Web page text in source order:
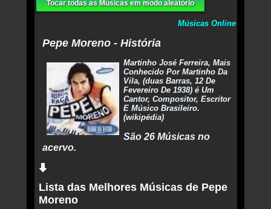
Tocar todas as Músicas em modo aleatório
Músicas Online
Pepe Moreno - História
Martinho José Ferreira, Mais
Conhecido Por Martinho Da
Vila, (duas Barras, 12 De
Fevereiro De 1938) é Um
Cantor, Compositor, Escritor
E Músico Brasileiro.
(wikipédia)
São 26 Músicas no
acervo.
Lista das Melhores Músicas de Pepe
Moreno